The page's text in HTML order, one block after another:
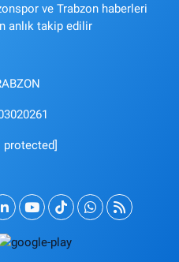
ve Trabzon haberleri
anlık takip edilir
protected]